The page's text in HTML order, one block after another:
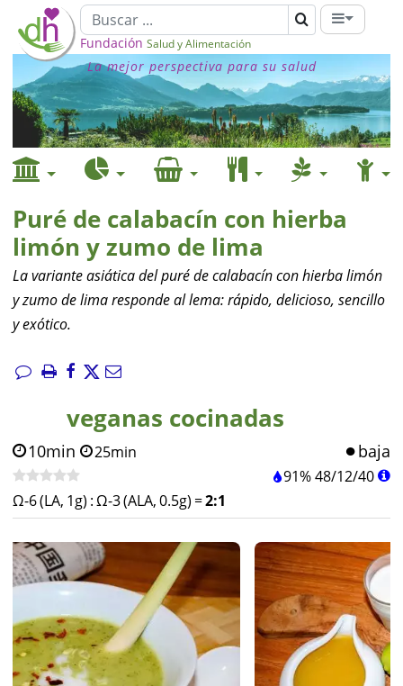
Fundación Salud y Alimentación
La mejor perspectiva para su salud
Puré de calabacín con hierba
limón y zumo de lima
La variante asiática del puré de calabacín con hierba limón
y zumo de lima responde al lema: rápido, delicioso, sencillo
y exótico.
veganas cocinadas
10min 25min baja
91%48/12/40
Ω-6 (LA, 1g) :Ω-3 (ALA, 0.5g) =2:1